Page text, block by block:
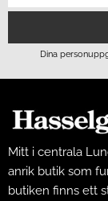
Dina
Mitt i centrala
anrik butik som
butiken finns ett